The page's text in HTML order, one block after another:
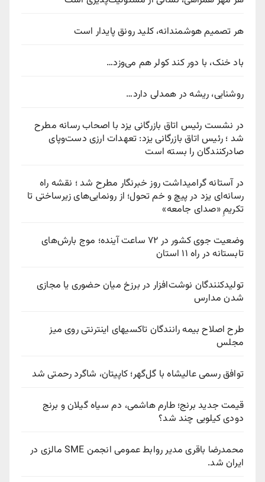
هر تصمیم هوشمندانه، کلید رونق پایدار است
باد خنک، با دور کند کولر هم می‌وزد…
روشنایی، ریشه در همدلی دارد…
در نشست رئیس اتاق بازرگانی یزد با اصحاب رسانه مطرح
شد ؛ رئیس اتاق بازرگانی یزد: تعهدات ارزی دست‌وپای
صادرکنندگان را بسته است
در آستانه گرامیداشت روز خبرنگار مطرح شد ؛ نقشه راه
رسانه‌ای یزد در پیچ‌ و خم تحول؛ از رونمایی‌های زیرساختی تا
تکریمِ «صدای جامعه»
وضعیت جوی کشور در ۷۲ ساعت آینده؛ موج بارش‌های
تابستانه در راه ۱۱ استان
تولیدکنندگان نوشت‌افزار در برزخ میان حضوری یا مجازی
شدن مدارس
طرح اصلاح بیمه رانندگان تاکسیهای اینترنتی روی میز
مجلس
توافق رسمی عالیشاه با گل‌گهر؛ کاپیتان، شاگرد رحمتی شد
قیمت جدید برنج؛ طارم هاشمی، دم سیاه گیلان و برنج
دودی کیلویی چند شد؟
محمدرضا باقری مدیر روابط عمومی انجمن SME مالزی در
ایران شد.